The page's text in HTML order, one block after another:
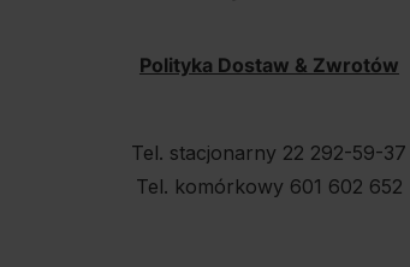
Polityka Dostaw & Zwrotów
Tel. stacjonarny 22 292-59-37
Tel. komórkowy 601 602 652